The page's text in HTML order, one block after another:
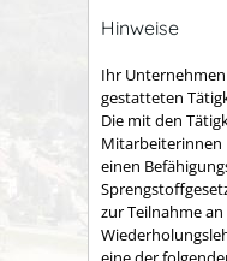
Hinweise
Ihr
gestatteten
Die mit den
einen
zur Teilnahme